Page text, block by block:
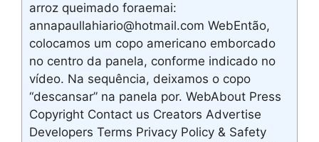
arroz queimado foraemai:
annapaullahiario@hotmail.com WebEntão,
colocamos um copo americano emborcado
no centro da panela, conforme indicado no
vídeo. Na sequência, deixamos o copo
“descansar” na panela por. WebAbout Press
Copyright Contact us Creators Advertise
Developers Terms Privacy Policy & Safety